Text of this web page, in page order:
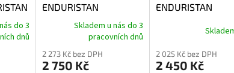
do 3
dnů
ENDURISTAN
TORNADO2 82LITRŮ
Skladem u nás do 3
pracovních dnů
2 273 Kč bez DPH
2 750 Kč
ENDURISTAN
2 025 Kč bez DPH
2 450 Kč